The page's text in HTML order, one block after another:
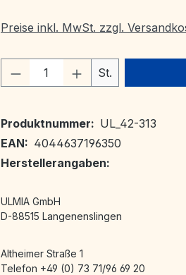
Preise inkl. MwSt. zzgl.
Produkt Anzahl: Gib
St.
Produktnummer: UL_42-313
EAN: 4044637196350
Herstellerangaben:
ULMIA GmbH
D-88515 Langenenslingen
Altheimer Straße 1
Telefon +49 (0) 73 71/96 69 20